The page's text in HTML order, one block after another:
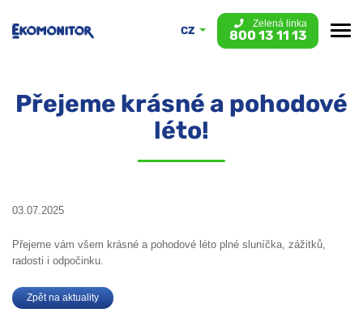
CZ
Zelená linka
800 13 11 13
Přejeme krásné a pohodové
léto!
03.07.2025
Přejeme vám všem krásné a pohodové léto plné sluníčka, zážitků,
radosti i odpočinku.
Zpět na aktuality